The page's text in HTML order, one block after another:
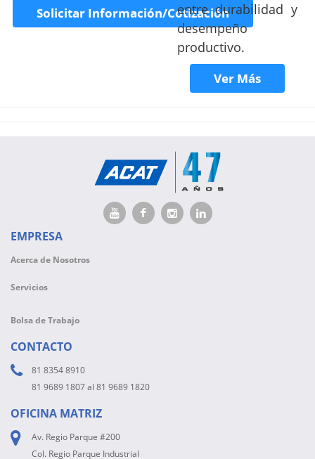
Solicitar Información/Cotizaciónentre durabilidad y
desempeño
productivo.
Ver Más
EMPRESA
Acerca de Nosotros
Servicios
Bolsa de Trabajo
CONTACTO
81 8354 8910
81 9689 1807 al 81 9689 1820
OFICINA MATRIZ
Av. Regio Parque #200
Col. Regio Parque Industrial